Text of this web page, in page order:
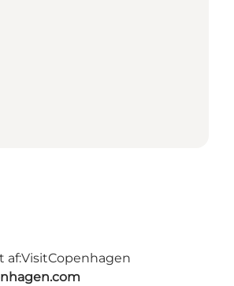
af:VisitCopenhagen